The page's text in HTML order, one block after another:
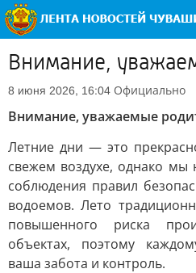
Внимание,
8 июня 2026, 16:04 Официально
Внимание, уважаемые
Летние дни — это
свежем воздухе, однако
соблюдения правил
водоемов. Лето
повышенного риска
объектах, поэтому
ваша забота и контроль.